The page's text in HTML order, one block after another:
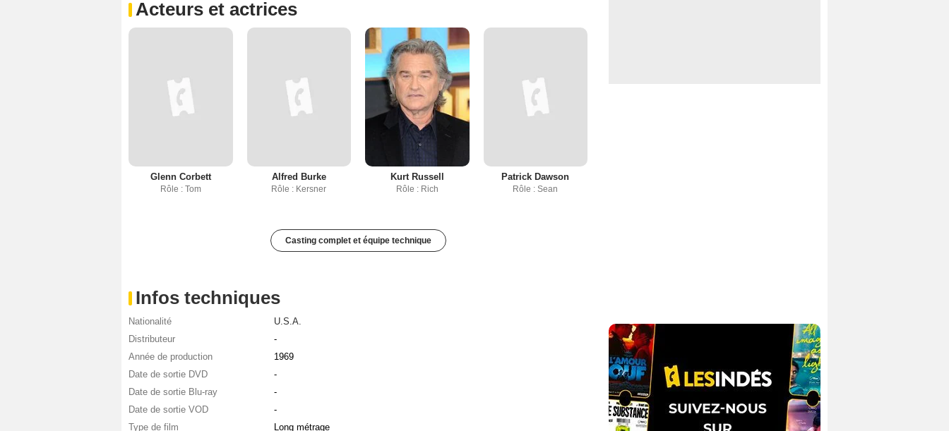
Acteurs et actrices
Glenn Corbett
Rôle : Tom
Alfred Burke
Rôle : Kersner
Kurt Russell
Rôle : Rich
Patrick Dawson
Rôle : Sean
Casting complet et équipe technique
Infos techniques
Nationalité
U.S.A.
Distributeur
-
Année de production
1969
Date de sortie DVD
-
Date de sortie Blu-ray
-
Date de sortie VOD
-
Type de film
Long métrage